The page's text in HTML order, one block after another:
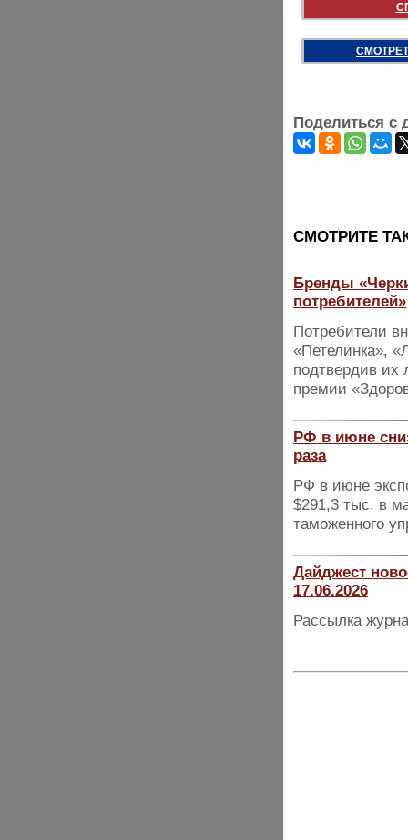
Поделиться с
CМОТРИТЕ
Бренды
потребителей»
Потребители
«Петелинка»,
подтвердив их
премии
РФ в июне
раза
РФ в июне
$291,3 тыс. в
таможенного
Дайджест
17.06.2026
Рассылка